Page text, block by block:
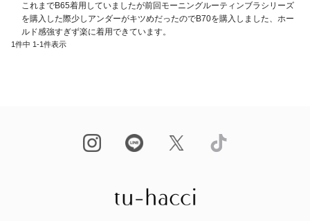
これまでB65着用していましたが前回モーニングルーティンブラシリーズ
を購入した際少しアンダーがキツめだったのでB70を購入しました、ホー
ルド感強すぎず楽に着用できています。
1件中 1-1件表示